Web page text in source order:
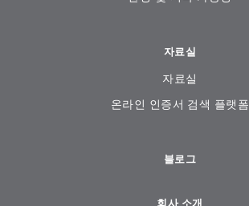
자료실
자료실
온라인 인증서 검색 플랫폼
블로그
회사 소개